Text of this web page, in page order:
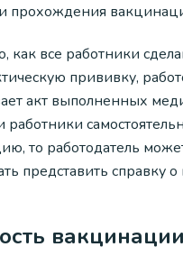
прохождения
как все работники
прививку,
акт выполненных
работники
то работодатель
представить справку
вакцинации